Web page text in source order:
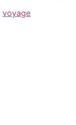
voyage